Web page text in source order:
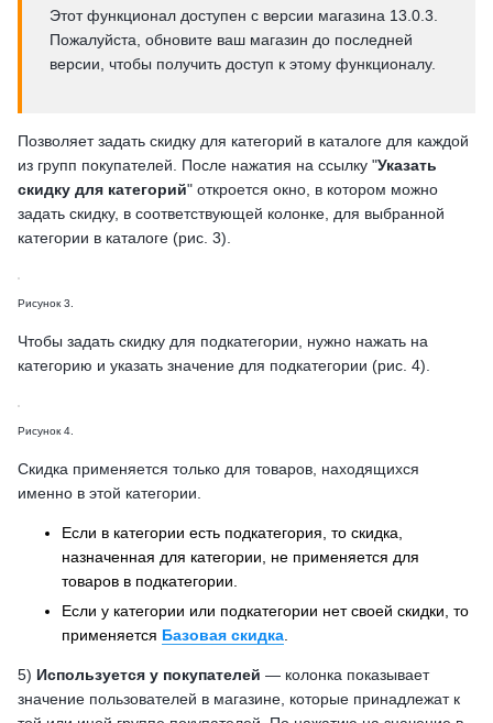
Этот функционал доступен с версии магазина 13.0.3.
Пожалуйста, обновите ваш магазин до последней
версии, чтобы получить доступ к этому функционалу.
Позволяет задать скидку для категорий в каталоге для каждой
из групп покупателей. После нажатия на ссылку "Указать
скидку для категорий" откроется окно, в котором можно
задать скидку, в соответствующей колонке, для выбранной
категории в каталоге (рис. 3).
Рисунок 3.
Чтобы задать скидку для подкатегории, нужно нажать на
категорию и указать значение для подкатегории (рис. 4).
Рисунок 4.
Скидка применяется только для товаров, находящихся
именно в этой категории.
Если в категории есть подкатегория, то скидка,
назначенная для категории, не применяется для
товаров в подкатегории.
Если у категории или подкатегории нет своей скидки, то
применяется Базовая скидка
5) Используется у покупателей — колонка показывает
значение пользователей в магазине, которые принадлежат к